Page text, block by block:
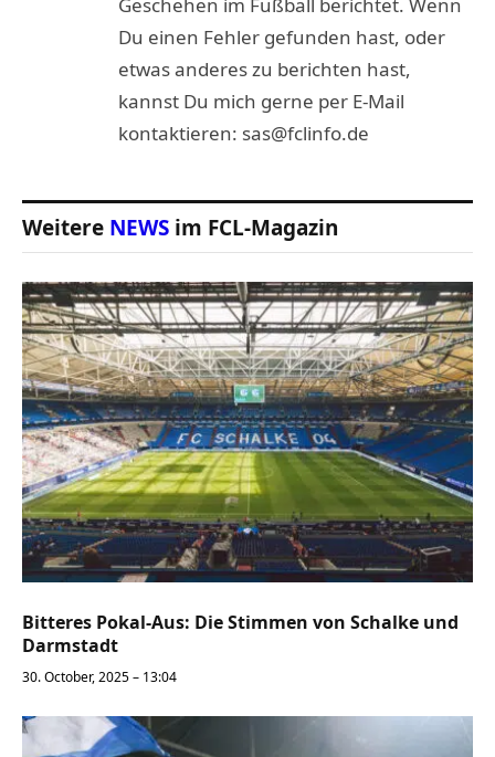
Geschehen im Fußball berichtet. Wenn
Du einen Fehler gefunden hast, oder
etwas anderes zu berichten hast,
kannst Du mich gerne per E-Mail
kontaktieren: sas@fclinfo.de
Weitere NEWS im FCL-Magazin
Bitteres Pokal-Aus: Die Stimmen von Schalke und
Darmstadt
30. October, 2025 – 13:04